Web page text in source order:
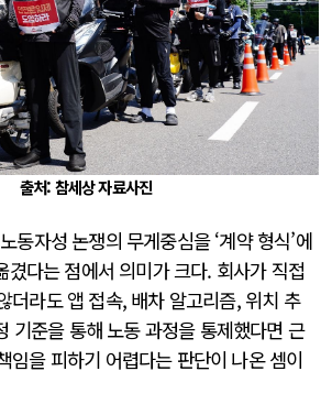
출처: 참세상 자료사진
동자성 논쟁의 무게중심을 ‘계약 형식’에
겼다는 점에서 의미가 크다. 회사가 직접
더라도 앱 접속, 배차 알고리즘, 위치 추
기준을 통해 노동 과정을 통제했다면 근
임을 피하기 어렵다는 판단이 나온 셈이